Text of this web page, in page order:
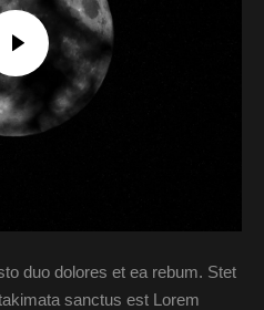
duo dolores et ea rebum. Stet
sanctus est Lorem